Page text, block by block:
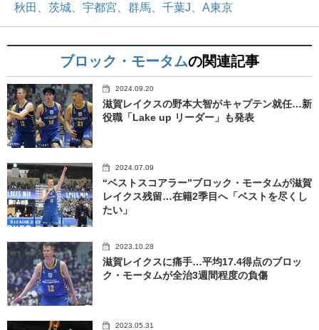
秋田、茨城、宇都宮、群馬、千葉J、A東京
ブロック・モータムの関連記事
2024.09.20
滋賀レイクスの野本大智がキャプテン就任…新
役職「Lake up リーダー」も発表
2024.07.09
“ベストスコアラー”ブロック・モータムが滋賀
レイクス残留…在籍2季目へ「ベストを尽くし
たい」
2023.10.28
滋賀レイクスに痛手…平均17.4得点のブロッ
ク・モータムが全治3週間程度の負傷
2023.05.31